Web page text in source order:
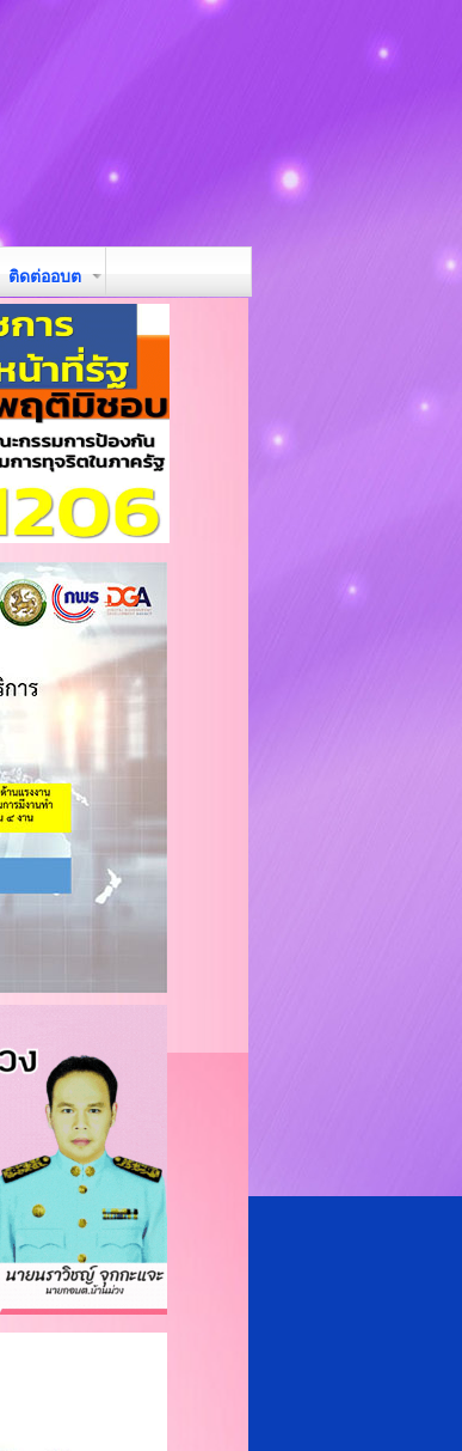
ติดต่ออบต